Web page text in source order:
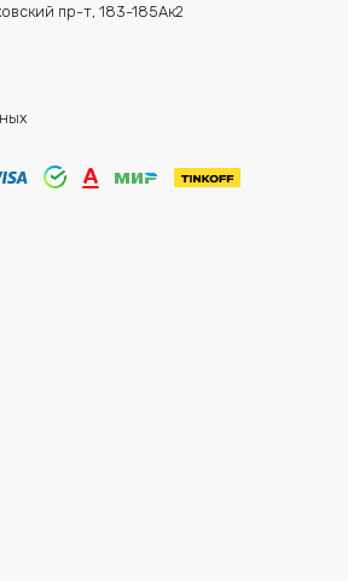
пр-т, 183-185Ак2